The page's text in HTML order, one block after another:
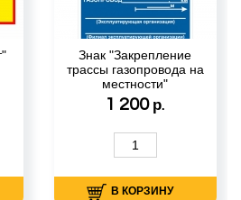
Знак "Закрепление
трассы газопровода на
местности"
1 200 р.
В КОРЗИНУ